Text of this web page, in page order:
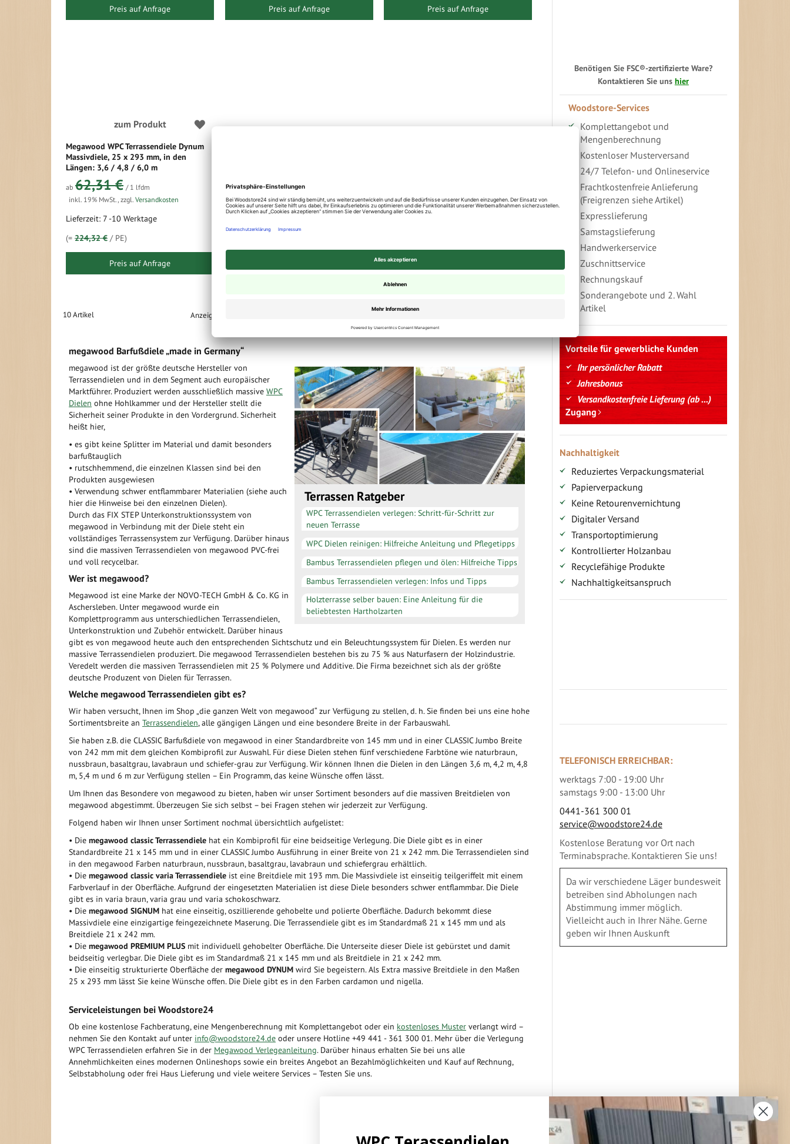
Preis auf Anfrage Preis auf Anfrage Preis auf Anfrage
zum Produkt
Megawood WPC Terrassendiele Dynum
Massivdiele, 25 x 293 mm, in den
Längen: 3,6 / 4,8 / 6,0 m
ab 62,31 € / 1 lfdm
inkl. 19% MwSt., zzgl. Versandkosten
Lieferzeit: 7 -10 Werktage
(= 224,32 € / PE)
Preis auf Anfrage
10Artikel Anzeigen
festlegen
megawood Barfußdiele „made in Germany“
Terrassen Ratgeber
WPC Terrassendielen verlegen: Schritt-für-Schritt zur
neuen Terrasse
WPC Dielen reinigen: Hilfreiche Anleitung und Pflegetipps
Bambus Terrassendielen pflegen und ölen: Hilfreiche Tipps
Bambus Terrassendielen verlegen: Infos und Tipps
Holzterrasse selber bauen: Eine Anleitung für die
beliebtesten Hartholzarten
megawood ist der größte deutsche Hersteller von
Terrassendielen und in dem Segment auch europäischer
Marktführer. Produziert werden ausschließlich massive WPC
Dielen ohne Hohlkammer und der Hersteller stellt die
Sicherheit seiner Produkte in den Vordergrund. Sicherheit
heißt hier,
• es gibt keine Splitter im Material und damit besonders
barfußtauglich
• rutschhemmend, die einzelnen Klassen sind bei den
Produkten ausgewiesen
• Verwendung schwer entflammbarer Materialien (siehe auch
hier die Hinweise bei den einzelnen Dielen).
Durch das FIX STEP Unterkonstruktionssystem von
megawood in Verbindung mit der Diele steht ein
vollständiges Terrassensystem zur Verfügung. Darüber hinaus
sind die massiven Terrassendielen von megawood PVC-frei
und voll recycelbar.
Wer ist megawood?
Megawood ist eine Marke der NOVO-TECH GmbH & Co. KG in
Aschersleben. Unter megawood wurde ein
Komplettprogramm aus unterschiedlichen Terrassendielen,
Unterkonstruktion und Zubehör entwickelt. Darüber hinaus
gibt es von megawood heute auch den entsprechenden Sichtschutz und ein Beleuchtungssystem für Dielen. Es werden nur
massive Terrassendielen produziert. Die megawood Terrassendielen bestehen bis zu 75 % aus Naturfasern der Holzindustrie.
Veredelt werden die massiven Terrassendielen mit 25 % Polymere und Additive. Die Firma bezeichnet sich als der größte
deutsche Produzent von Dielen für Terrassen.
Welche megawood Terrassendielen gibt es?
Wir haben versucht, Ihnen im Shop „die ganzen Welt von megawood“ zur Verfügung zu stellen, d. h. Sie finden bei uns eine hohe
Sortimentsbreite an Terrassendielen, alle gängigen Längen und eine besondere Breite in der Farbauswahl.
Sie haben z.B. die CLASSIC Barfußdiele von megawood in einer Standardbreite von 145 mm und in einer CLASSIC Jumbo Breite
von 242 mm mit dem gleichen Kombiprofil zur Auswahl. Für diese Dielen stehen fünf verschiedene Farbtöne wie naturbraun,
nussbraun, basaltgrau, lavabraun und schiefer-grau zur Verfügung. Wir können Ihnen die Dielen in den Längen 3,6 m, 4,2 m, 4,8
m, 5,4 m und 6 m zur Verfügung stellen – Ein Programm, das keine Wünsche offen lässt.
Um Ihnen das Besondere von megawood zu bieten, haben wir unser Sortiment besonders auf die massiven Breitdielen von
megawood abgestimmt. Überzeugen Sie sich selbst – bei Fragen stehen wir jederzeit zur Verfügung.
Folgend haben wir Ihnen unser Sortiment nochmal übersichtlich aufgelistet:
• Die megawood classic Terrassendiele hat ein Kombiprofil für eine beidseitige Verlegung. Die Diele gibt es in einer
Standardbreite 21 x 145 mm und in einer CLASSIC Jumbo Ausführung in einer Breite von 21 x 242 mm. Die Terrassendielen sind
in den megawood Farben naturbraun, nussbraun, basaltgrau, lavabraun und schiefergrau erhältlich.
• Die megawood classic varia Terrassendiele ist eine Breitdiele mit 193 mm. Die Massivdiele ist einseitig teilgeriffelt mit einem
Farbverlauf in der Oberfläche. Aufgrund der eingesetzten Materialien ist diese Diele besonders schwer entflammbar. Die Diele
gibt es in varia braun, varia grau und varia schokoschwarz.
• Die megawood SIGNUM hat eine einseitig, oszillierende gehobelte und polierte Oberfläche. Dadurch bekommt diese
Massivdiele eine einzigartige feingezeichnete Maserung. Die Terrassendiele gibt es im Standardmaß 21 x 145 mm und als
Breitdiele 21 x 242 mm.
• Die megawood PREMIUM PLUS mit individuell gehobelter Oberfläche. Die Unterseite dieser Diele ist gebürstet und damit
beidseitig verlegbar. Die Diele gibt es im Standardmaß 21 x 145 mm und als Breitdiele in 21 x 242 mm.
• Die einseitig strukturierte Oberfläche der megawood DYNUM wird Sie begeistern. Als Extra massive Breitdiele in den Maßen
25 x 293 mm lässt Sie keine Wünsche offen. Die Diele gibt es in den Farben cardamon und nigella.
Serviceleistungen bei Woodstore24
Ob eine kostenlose Fachberatung, eine Mengenberechnung mit Komplettangebot oder ein kostenloses Muster verlangt wird –
nehmen Sie den Kontakt auf unter info@woodstore24.de oder unsere Hotline +49 441 - 361 300 01. Mehr über die Verlegung
WPC Terrassendielen erfahren Sie in der Megawood Verlegeanleitung. Darüber hinaus erhalten Sie bei uns alle
Annehmlichkeiten eines modernen Onlineshops sowie ein breites Angebot an Bezahlmöglichkeiten und Kauf auf Rechnung,
Selbstabholung oder frei Haus Lieferung und viele weitere Services – Testen Sie uns.
Benötigen Sie FSC®-zertifizierte Ware?
Kontaktieren Sie uns hier
Woodstore-Services
Komplettangebot und
Mengenberechnung
Kostenloser Musterversand
24/7 Telefon- und Onlineservice
Frachtkostenfreie Anlieferung
(Freigrenzen siehe Artikel)
Expresslieferung
Samstagslieferung
Handwerkerservice
Zuschnittservice
Rechnungskauf
Sonderangebote und 2. Wahl
Artikel
Vorteile für gewerbliche Kunden
Ihr persönlicher Rabatt
Jahresbonus
Versandkostenfreie Lieferung (ab ...)
Zugang
Nachhaltigkeit
Reduziertes Verpackungsmaterial
Papierverpackung
Keine Retourenvernichtung
Digitaler Versand
Transportoptimierung
Kontrollierter Holzanbau
Recyclefähige Produkte
Nachhaltigkeitsanspruch
TELEFONISCH ERREICHBAR:
werktags 7:00 - 19:00 Uhr
samstags 9:00 - 13:00 Uhr
0441-361 300 01
service@woodstore24.de
Kostenlose Beratung vor Ort nach
Terminabsprache. Kontaktieren Sie uns!
Da wir verschiedene Läger bundesweit
betreiben sind Abholungen nach
Abstimmung immer möglich.
Vielleicht auch in Ihrer Nähe. Gerne
geben wir Ihnen Auskunft